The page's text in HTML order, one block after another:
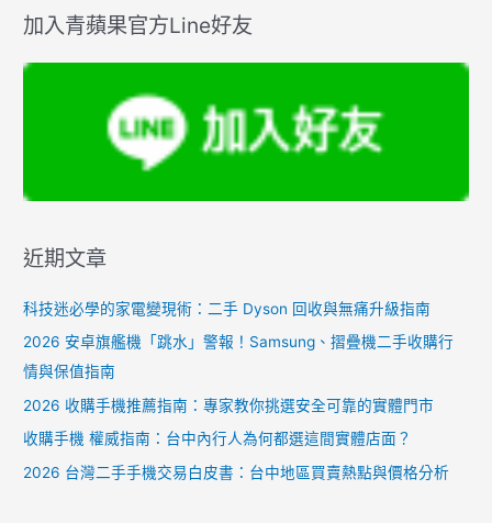
加入青蘋果官方Line好友
近期文章
科技迷必學的家電變現術：二手 Dyson 回收與無痛升級指南
2026 安卓旗艦機「跳水」警報！Samsung、摺疊機二手收購行
情與保值指南
2026 收購手機推薦指南：專家教你挑選安全可靠的實體門市
收購手機 權威指南：台中內行人為何都選這間實體店面？
2026 台灣二手手機交易白皮書：台中地區買賣熱點與價格分析